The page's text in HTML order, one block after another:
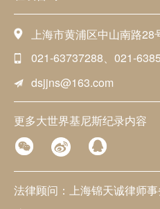
上海市黄浦区中山南路28
021-63737288、021-
dsjjns@163.com
更多大世界基尼斯纪录内容
法律顾问：上海锦天诚律师